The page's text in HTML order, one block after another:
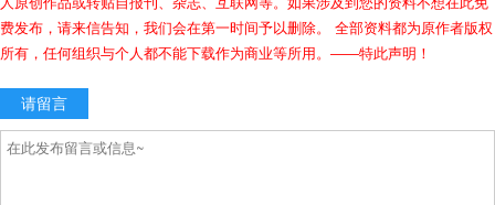
费发布，请来信告知，我们会在第一时间予以删除。 全部资料都为原作者版权
所有，任何组织与个人都不能下载作为商业等所用。——特此声明！
请留言